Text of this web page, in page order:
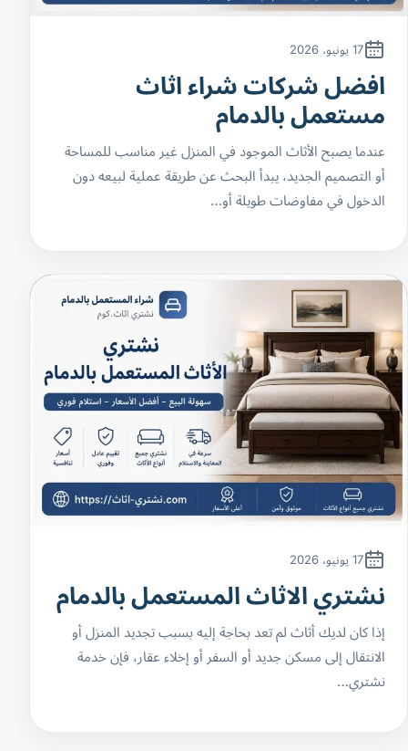
17 يونيو، 2026
افضل شركات شراء اثاث
مستعمل بالدمام
عندما يصبح الأثاث الموجود في المنزل غير مناسب للمساحة
أو التصميم الجديد، يبدأ البحث عن طريقة عملية لبيعه دون
الدخول في مفاوضات طويلة أو…
17 يونيو، 2026
نشتري الاثاث المستعمل بالدمام
إذا كان لديك أثاث لم تعد بحاجة إليه بسبب تجديد المنزل أو
الانتقال إلى مسكن جديد أو السفر أو إخلاء عقار، فإن خدمة
نشتري…